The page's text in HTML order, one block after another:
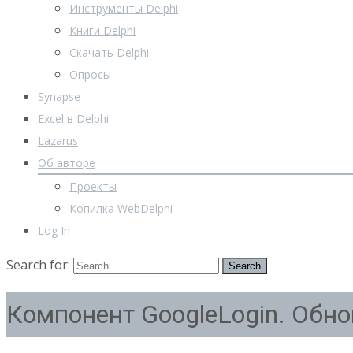
Инструменты Delphi
Книги Delphi
Скачать Delphi
Опросы
Synapse
Excel в Delphi
Lazarus
Об авторе
Проекты
Копилка WebDelphi
Log In
Search for:
Компонент GoogleLogin.